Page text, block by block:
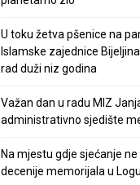
U toku žetva pšenice na
Islamske zajednice
rad duži niz godina
Važan dan u radu MIZ
administrativno sjedište
Na mjestu gdje sjećanje
decenije memorijala u